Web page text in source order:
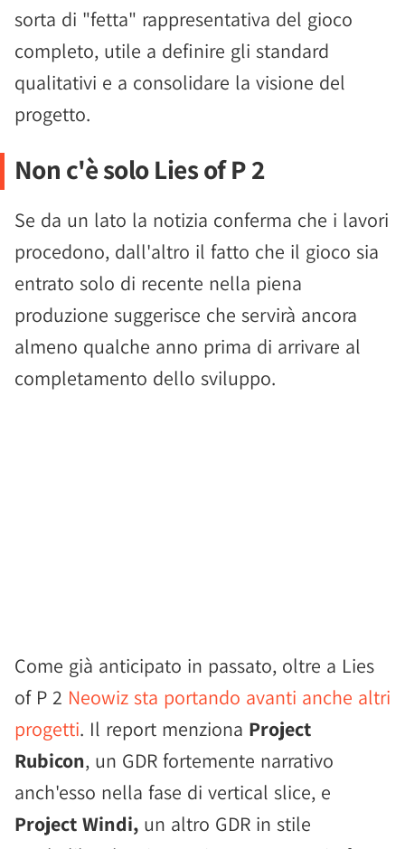
sorta di "fetta" rappresentativa del gioco
completo, utile a definire gli standard
qualitativi e a consolidare la visione del
progetto.
Non c'è solo Lies of P 2
Se da un lato la notizia conferma che i lavori
procedono, dall'altro il fatto che il gioco sia
entrato solo di recente nella piena
produzione suggerisce che servirà ancora
almeno qualche anno prima di arrivare al
completamento dello sviluppo.
Come già anticipato in passato, oltre a Lies
of P 2 Neowiz sta portando avanti anche altri
progetti. Il report menziona Project
Rubicon, un GDR fortemente narrativo
anch'esso nella fase di vertical slice, e
Project Windi, un altro GDR in stile